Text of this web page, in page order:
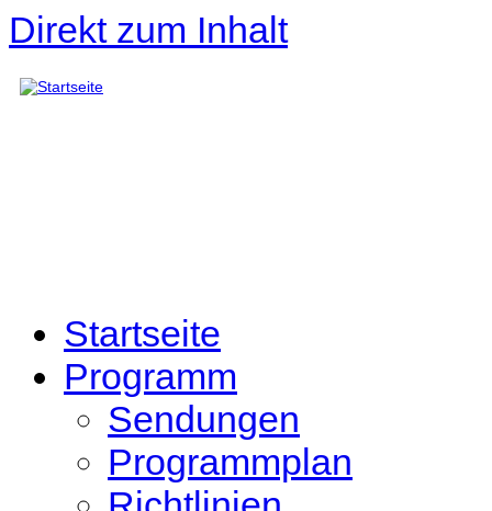
Direkt zum Inhalt
Startseite
Programm
Sendungen
Programmplan